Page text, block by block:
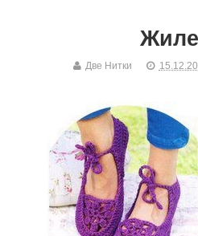
Две Нитки